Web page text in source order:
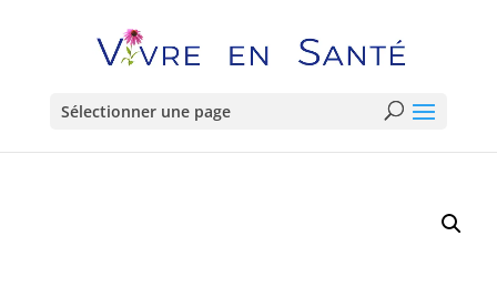
Sélectionner une page